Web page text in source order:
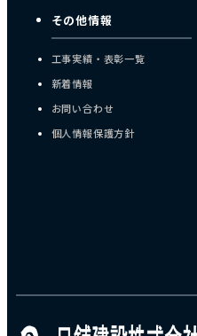
その他情報
工事実績・表彰一覧
新着情報
お問い合わせ
個人情報保護方針